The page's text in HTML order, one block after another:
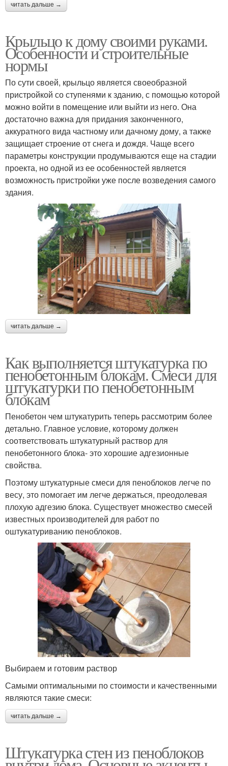
читать дальше →
Крыльцо к дому своими руками.
Особенности и строительные
нормы
По сути своей, крыльцо является своеобразной
пристройкой со ступенями к зданию, с помощью которой
можно войти в помещение или выйти из него. Она
достаточно важна для придания законченного,
аккуратного вида частному или дачному дому, а также
защищает строение от снега и дождя. Чаще всего
параметры конструкции продумываются еще на стадии
проекта, но одной из ее особенностей является
возможность пристройки уже после возведения самого
здания.
читать дальше →
Как выполняется штукатурка по
пенобетонным блокам. Смеси для
штукатурки по пенобетонным
блокам
Пенобетон чем штукатурить теперь рассмотрим более
детально. Главное условие, которому должен
соответствовать штукатурный раствор для
пенобетонного блока- это хорошие адгезионные
свойства.
Поэтому штукатурные смеси для пеноблоков легче по
весу, это помогает им легче держаться, преодолевая
плохую адгезию блока. Существует множество смесей
известных производителей для работ по
оштукатуриванию пеноблоков.
Выбираем и готовим раствор
Самыми оптимальными по стоимости и качественными
являются такие смеси:
читать дальше →
Штукатурка стен из пеноблоков